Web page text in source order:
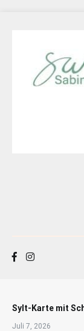
Sylt-Karte mit
Juli 7, 2026